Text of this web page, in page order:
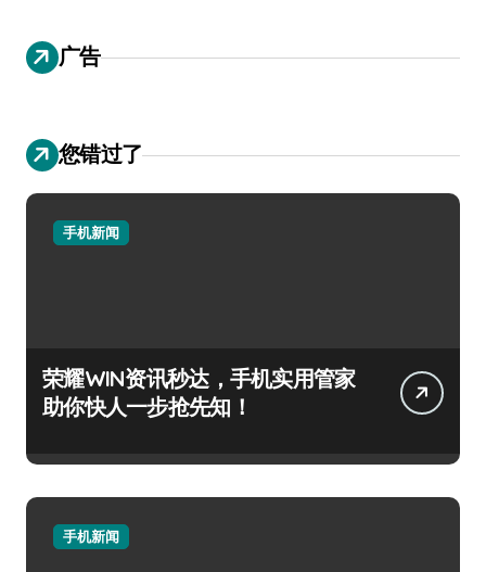
广告
您错过了
手机新闻
荣耀WIN资讯秒达，手机实用管家
助你快人一步抢先知！
手机新闻